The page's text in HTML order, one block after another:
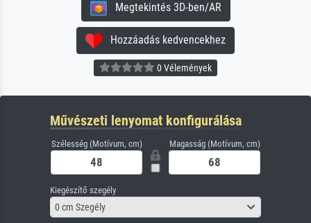
Megtekintés 3D-ben/AR
Hozzáadás kedvencekhez
0 Vélemények
Művészeti lenyomat konfigurálása
Szélesség (Motívum, cm) Magasság (Motívum, cm)
Kiegészítő szegély
0 cm Szegély